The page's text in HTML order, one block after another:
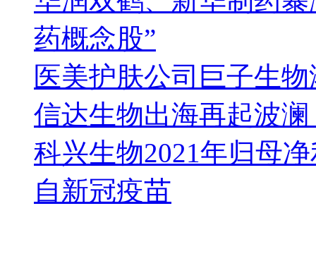
药概念股”
医美护肤公司巨子生
信达生物出海再起波澜
科兴生物2021年归母
自新冠疫苗